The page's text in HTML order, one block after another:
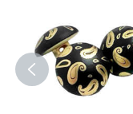
Previous